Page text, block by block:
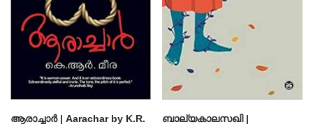
ആരാച്ചാര്‍ | Aarachar by K.R.
ബാല്യകാലസഖി |